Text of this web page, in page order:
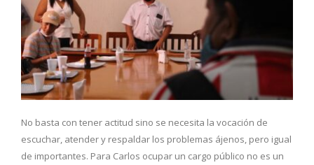
No basta con tener actitud sino se necesita la vocación de
escuchar, atender y respaldar los problemas ájenos, pero igual
de importantes. Para Carlos ocupar un cargo público no es un